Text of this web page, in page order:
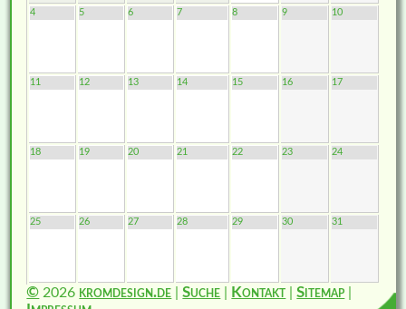
4 5 6 7 8 9 10
11 12 13 14 15 16 17
18 19 20 21 22 23 24
25 26 27 28 29 30 31
© 2026 kromdesign.de |Suche Kontakt |Sitemap